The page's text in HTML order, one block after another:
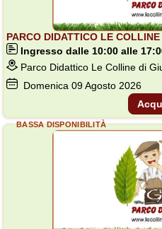
PARCO DIDATTICO LE
Ingresso dalle 10:00 alle
Parco Didattico Le Colline di
Domenica 09Agosto 2026
BASSA DISPONIBILITÀ